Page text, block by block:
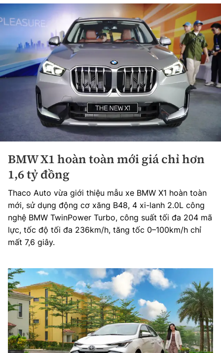
BMW X1 hoàn toàn mới giá chỉ hơn
1,6 tỷ đồng
Thaco Auto vừa giới thiệu mẫu xe BMW X1 hoàn toàn
mới, sử dụng động cơ xăng B48, 4 xi-lanh 2.0L công
nghệ BMW TwinPower Turbo, công suất tối đa 204 mã
lực, tốc độ tối đa 236km/h, tăng tốc 0–100km/h chỉ
mất 7,6 giây.